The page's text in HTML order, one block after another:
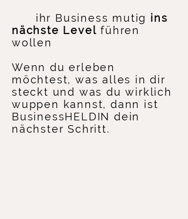
ihr Business mutig ins
nächste Level führen
wollen
Wenn du erleben
möchtest, was alles in dir
steckt und was du wirklich
wuppen kannst, dann ist
BusinessHELDIN dein
nächster Schritt.